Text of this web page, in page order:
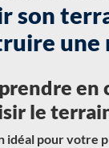
son
une
en
le
idéal pour votre